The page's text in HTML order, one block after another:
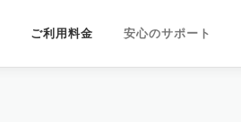
ご利用料金 安心のサポート